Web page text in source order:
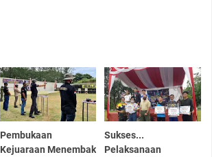
Pembukaan
Kejuaraan Menembak
Sukses...
Pelaksanaan